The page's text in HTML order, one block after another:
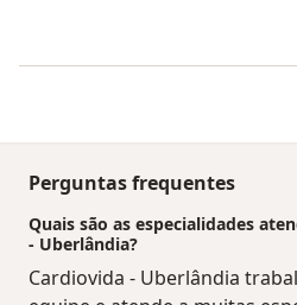
Perguntas frequentes
Quais são as especialidades
- Uberlândia?
Cardiovida - Uberlândia